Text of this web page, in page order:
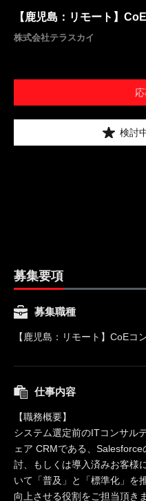
【鹿児島：リモート】
株式会社テラスカイ
検討
募集要項
募集職種
【鹿児島：リモート】CoEコ
仕事内容
【職務概要】
システム選定前のITコンサル
ェア CRMである、
討、もしくは導入済みお客様
いて「普及」と「標準化」を
向上させる役割をご担当頂きま